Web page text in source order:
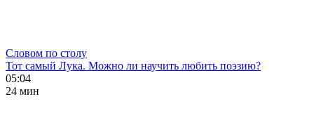
Словом по столу
Тот самый Лука. Можно ли научить любить поэзию?
05:04
24 мин